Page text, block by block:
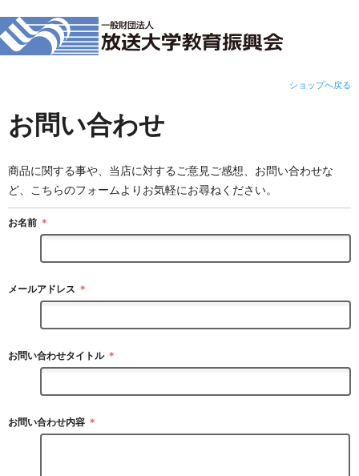
ショップへ戻る
お問い合わせ
商品に関する事や、当店に対するご意見ご感想、お問い合わせな
ど、こちらのフォームよりお気軽にお尋ねください。
お名前 ＊
メールアドレス ＊
お問い合わせタイトル ＊
お問い合わせ内容 ＊